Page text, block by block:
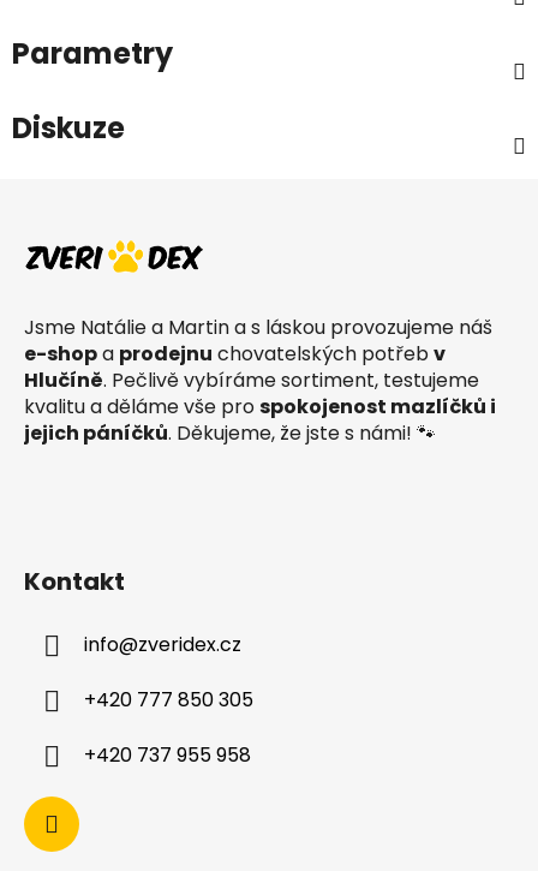
Parametry
Diskuze
Jsme Natálie a Martin a s láskou provozujeme náš
e-shopa prodejnu chovatelských potřebv
Hlučíně. Pečlivě vybíráme sortiment, testujeme
kvalitu a děláme vše prospokojenost mazlíčků i
jejich páníčků. Děkujeme, že jste s námi! 🐾
Kontakt
info@zveridex.cz
+420 777 850 305
+420 737 955 958